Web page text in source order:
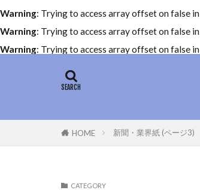
Warning: Trying to access array offset on false in
Warning: Trying to access array offset on false in
Warning: Trying to access array offset on false in
HOME 新聞・業界紙 (ページ3)
CATEGORY